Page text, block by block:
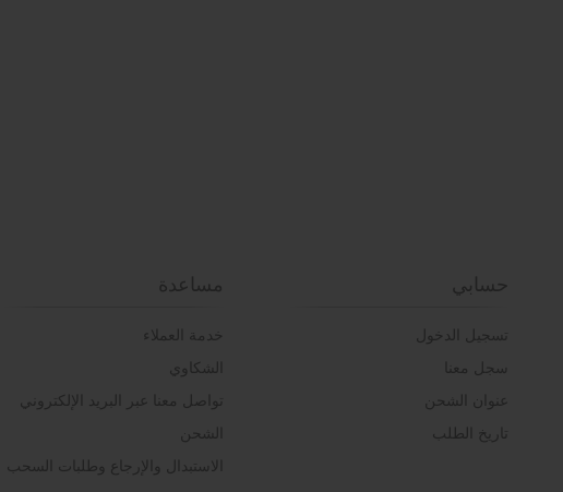
حسابي
تسجيل الدخول
سجل معنا
عنوان الشحن
تاريخ الطلب
مساعدة
خدمة العملاء
الشكاوي
تواصل معنا عبر البريد الإلكتروني
الشحن
الاستبدال والإرجاع وطلبات السحب